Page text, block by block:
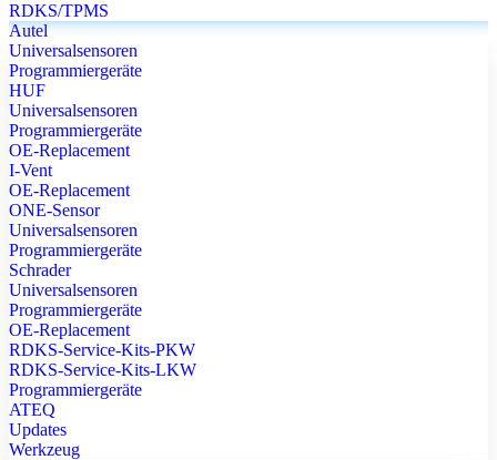
RDKS/TPMS
Autel
Universalsensoren
Programmiergeräte
HUF
Universalsensoren
Programmiergeräte
OE-Replacement
I-Vent
OE-Replacement
ONE-Sensor
Universalsensoren
Programmiergeräte
Schrader
Universalsensoren
Programmiergeräte
OE-Replacement
RDKS-Service-Kits-PKW
RDKS-Service-Kits-LKW
Programmiergeräte
ATEQ
Updates
Werkzeug